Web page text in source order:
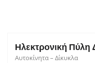
Ηλεκτρονική Πύλη
Αυτοκίνητα – Δίκυκλα